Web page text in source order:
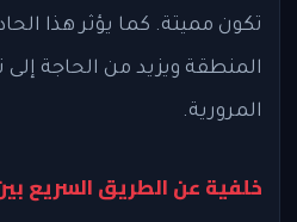
تكون مميتة. كما يؤثر هذا
المنطقة ويزيد من الحاجة إلى
المرورية.
خلفية عن الطريق السريع بين